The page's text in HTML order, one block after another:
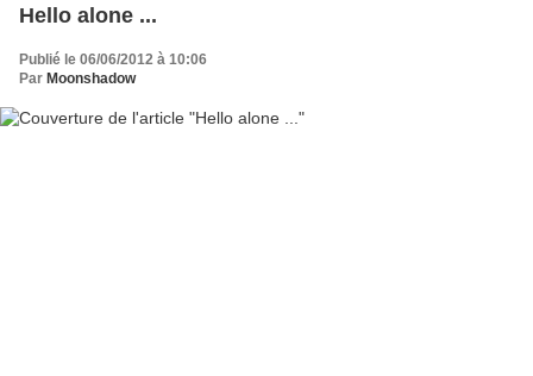
Hello alone ...
Publié le 06/06/2012 à 10:06
Par Moonshadow